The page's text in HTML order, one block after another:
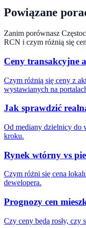
Powiązane
Zanim porównasz
RCN i czym różnią się
Ceny transakcyjne
Czym różnią się ceny z
wystawianych na
Jak sprawdzić
Od mediany dzielnicy
kroku.
Rynek wtórny vs
Czym różni się cena
dewelopera.
Prognozy cen
Czy ceny będą rosły,